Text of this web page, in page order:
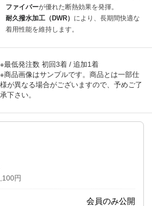
ファイバーが優れた断熱効果を発揮。
耐久撥水加工（DWR） により、長期間快適な
着用性能を維持します。
※最低発注数 初回3着 / 追加1着
※商品画像はサンプルです。商品とは一部仕
様が異なる場合がございますので、予めご了
承下さい。
円
会員のみ公開